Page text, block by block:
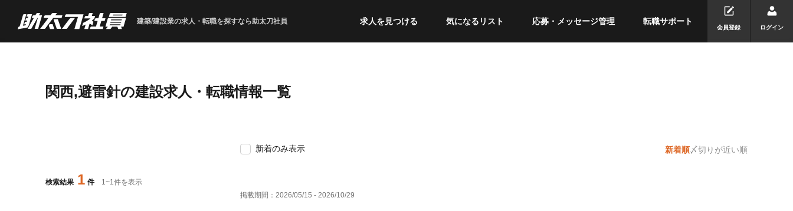
建築/建設業の求人・転職を探すなら助太刀社員 求人を見つける 気になるリスト 応募・メッセージ管理 転職サポート
会員登録 ログイン
関西,避雷針の建設求人・転職情報一覧
検索結果 1 件 1~1件を表示
新着のみ表示 新着順〆切りが近い順
掲載期間： 2026/05/15 - 2026/10/29